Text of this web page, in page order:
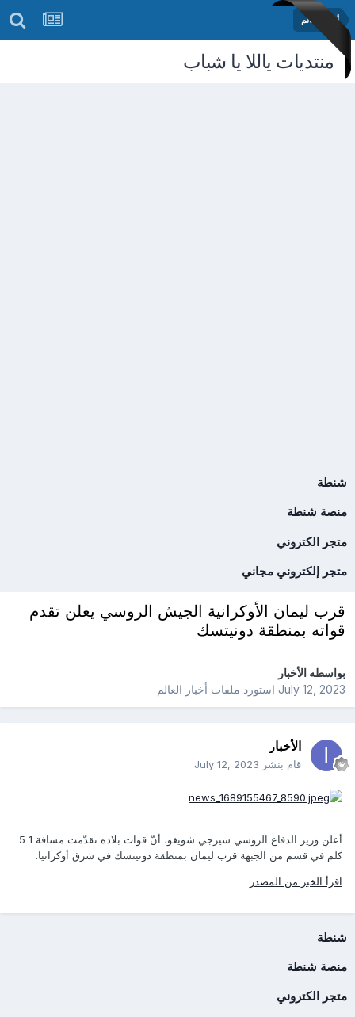
أخبار العالم
منتديات ياللا يا شباب
شنطة
منصة شنطة
متجر الكتروني
متجر إلكتروني مجاني
قرب ليمان الأوكرانية الجيش الروسي يعلن تقدم
قواته بمنطقة دونيتسك
بواسطهالأخبار
July 12, 2023استورد ملفات أخبار العالم
الأخبار
قام بنشر July 12, 2023
أعلن وزير الدفاع الروسي سيرجي شويغو، أنّ قوات بلاده تقدّمت مسافة 1 5
كلم في قسم من الجبهة قرب ليمان بمنطقة دونيتسك في شرق أوكرانيا.
اقرأ الخبر من المصدر
شنطة
منصة شنطة
متجر الكتروني